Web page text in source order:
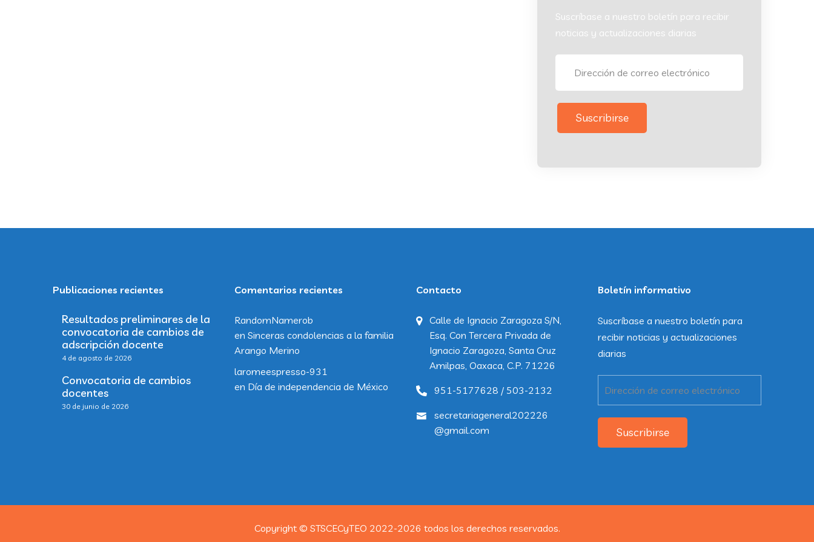
Suscríbase a nuestro boletín para recibir
noticias y actualizaciones diarias
Suscribirse
Publicaciones recientes
Resultados preliminares de la
convocatoria de cambios de
adscripción docente
4 de agosto de 2026
Convocatoria de cambios
docentes
30 de junio de 2026
Comentarios recientes
RandomNamerob
en Sinceras condolencias a la familia
Arango Merino
laromeespresso-931
en Día de independencia de México
Contacto
Calle de Ignacio Zaragoza S/N,
Esq. Con Tercera Privada de
Ignacio Zaragoza, Santa Cruz
Amilpas, Oaxaca, C.P. 71226
951-5177628 / 503-2132
secretariageneral202226
@gmail.com
Boletín informativo
Suscríbase a nuestro boletín para
recibir noticias y actualizaciones
diarias
Suscribirse
Copyright © STSCECyTEO 2022-2026 todos los derechos reservados.